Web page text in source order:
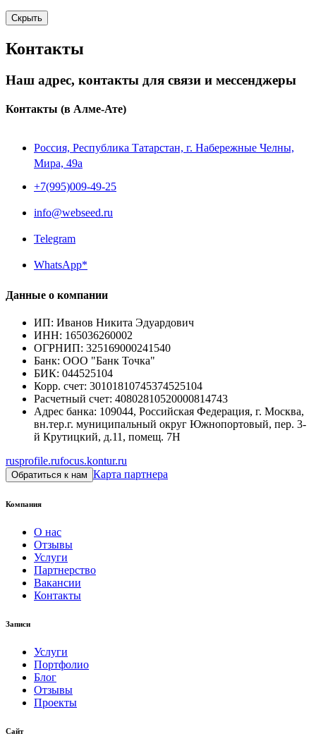
Скрыть
Контакты
Наш адрес, контакты для связи и мессенджеры
Контакты (в Алме-Ате)
Россия, Республика Татарстан, г. Набережные Челны,
Мира, 49a
+7(995)009-49-25
info@webseed.ru
Telegram
WhatsApp*
Данные о компании
ИП: Иванов Никита Эдуардович
ИНН: 165036260002
ОГРНИП: 325169000241540
Банк: ООО "Банк Точка"
БИК: 044525104
Корр. счет: 30101810745374525104
Расчетный счет: 40802810520000814743
Адрес банка: 109044, Российская Федерация, г. Москва,
вн.тер.г. муниципальный округ Южнопортовый, пер. 3-
й Крутицкий, д.11, помещ. 7Н
rusprofile.rufocus.kontur.ru
Обратиться к нам Карта партнера
Компания
О нас
Отзывы
Услуги
Партнерство
Вакансии
Контакты
Записи
Услуги
Портфолио
Блог
Отзывы
Проекты
Сайт